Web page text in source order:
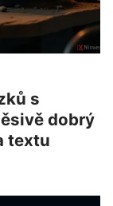
s
dobrý
textu